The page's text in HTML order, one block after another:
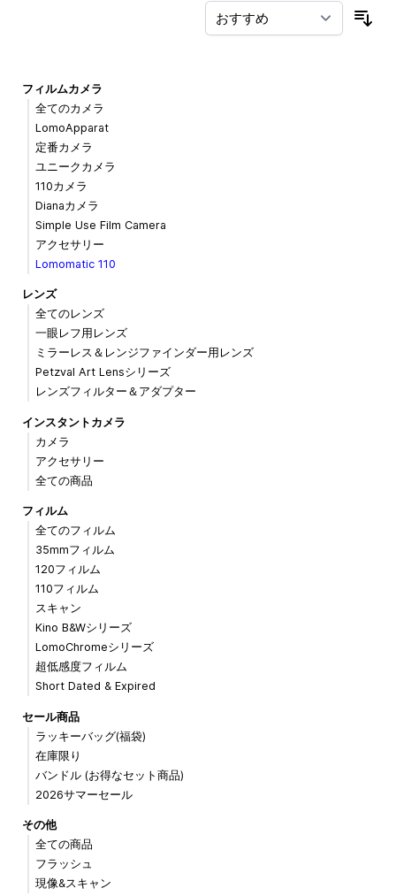
フィルムカメラ
全てのカメラ
LomoApparat
定番カメラ
ユニークカメラ
110カメラ
Dianaカメラ
Simple Use Film Camera
アクセサリー
Lomomatic 110
レンズ
全てのレンズ
一眼レフ用レンズ
ミラーレス＆レンジファインダー用レンズ
Petzval Art Lensシリーズ
レンズフィルター＆アダプター
インスタントカメラ
カメラ
アクセサリー
全ての商品
フィルム
全てのフィルム
35mmフィルム
120フィルム
110フィルム
スキャン
Kino B&Wシリーズ
LomoChromeシリーズ
超低感度フィルム
Short Dated & Expired
セール商品
ラッキーバッグ(福袋)
在庫限り
バンドル (お得なセット商品)
2026サマーセール
その他
全ての商品
フラッシュ
現像&スキャン